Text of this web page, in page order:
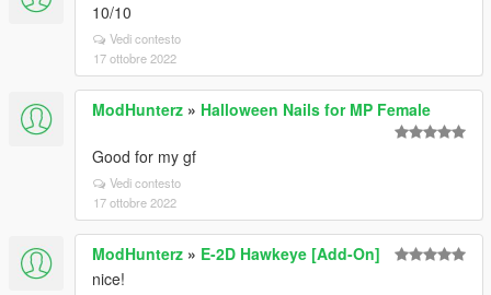
10/10
Vedi contesto
17 ottobre 2022
ModHunterz » Halloween Nails for MP Female
Good for my gf
Vedi contesto
17 ottobre 2022
ModHunterz » E-2D Hawkeye [Add-On]
nice!